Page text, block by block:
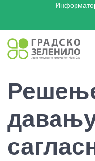
main
navigation
content
footer